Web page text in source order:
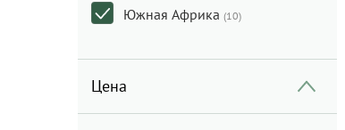
Южная Африка (10)
Цена